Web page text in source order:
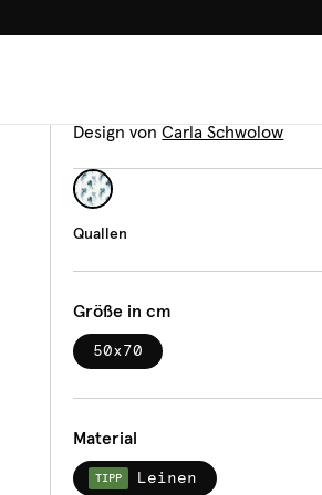
Geschirrtücher
Design von Carla Schwolow
Quallen
Größe in cm
50x70
Material
TIPP Leinen